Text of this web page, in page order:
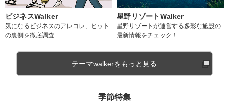
ビジネスWalker
気になるビジネスのアレコレ、ヒット
の裏側を徹底調査
星野リゾートWalker
星野リゾートが運営する多彩な施設の
最新情報をチェック！
テーマwalkerをもっと見る
季節特集